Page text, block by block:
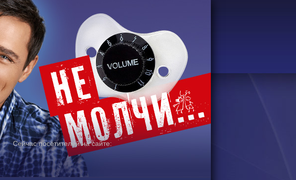
Сейчас посетителей на сайте: